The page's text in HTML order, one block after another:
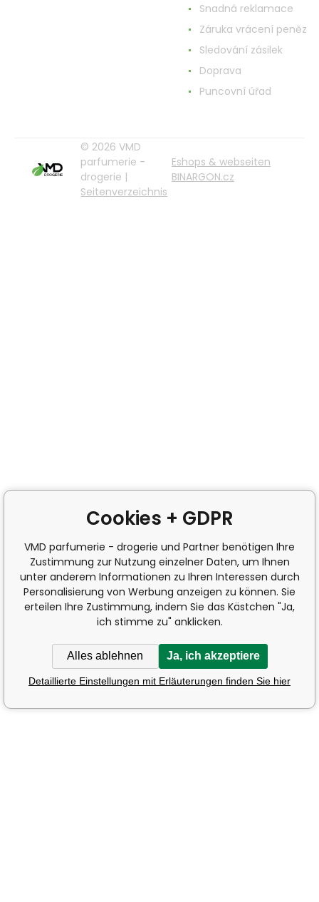
Snadná reklamace
Záruka vrácení peněz
Sledování zásilek
Doprava
Puncovní úřad
© 2026 VMD
parfumerie -
drogerie |
Seitenverzeichnis
Eshops & webseiten
BINARGON.cz
Cookies + GDPR
VMD parfumerie - drogerie und Partner benötigen Ihre
Zustimmung zur Nutzung einzelner Daten, um Ihnen
unter anderem Informationen zu Ihren Interessen durch
Personalisierung von Werbung anzeigen zu können. Sie
erteilen Ihre Zustimmung, indem Sie das Kästchen "Ja,
ich stimme zu" anklicken.
Alles ablehnen Ja, ich akzeptiere
Detaillierte Einstellungen mit Erläuterungen finden Sie hier